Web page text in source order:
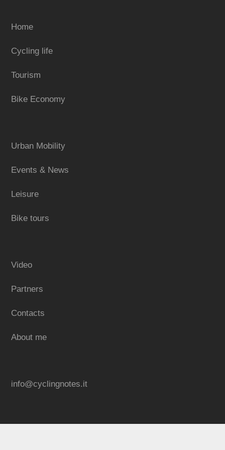
Home
Cycling life
Tourism
Bike Economy
Urban Mobility
Events & News
Leisure
Bike tours
Video
Partners
Contacts
About me
info@cyclingnotes.it